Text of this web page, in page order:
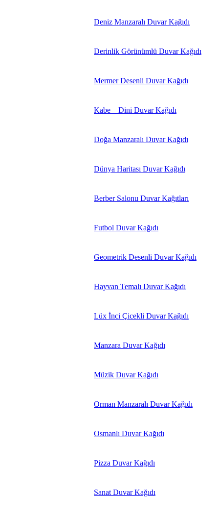
Deniz Manzaralı Duvar Kağıdı
Derinlik Görünümlü Duvar Kağıdı
Mermer Desenli Duvar Kağıdı
Kabe – Dini Duvar Kağıdı
Doğa Manzaralı Duvar Kağıdı
Dünya Haritası Duvar Kağıdı
Berber Salonu Duvar Kağıtları
Futbol Duvar Kağıdı
Geometrik Desenli Duvar Kağıdı
Hayvan Temalı Duvar Kağıdı
Lüx İnci Çicekli Duvar Kağıdı
Manzara Duvar Kağıdı
Müzik Duvar Kağıdı
Orman Manzaralı Duvar Kağıdı
Osmanlı Duvar Kağıdı
Pizza Duvar Kağıdı
Sanat Duvar Kağıdı